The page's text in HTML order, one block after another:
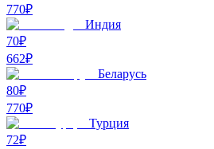
770₽
Индия
70₽
662₽
Беларусь
80₽
770₽
Турция
72₽